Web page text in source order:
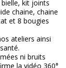
kit joints
chaine, chaine
et 8 bougies
ateliers ainsi
ni bruits
la vidéo 360°